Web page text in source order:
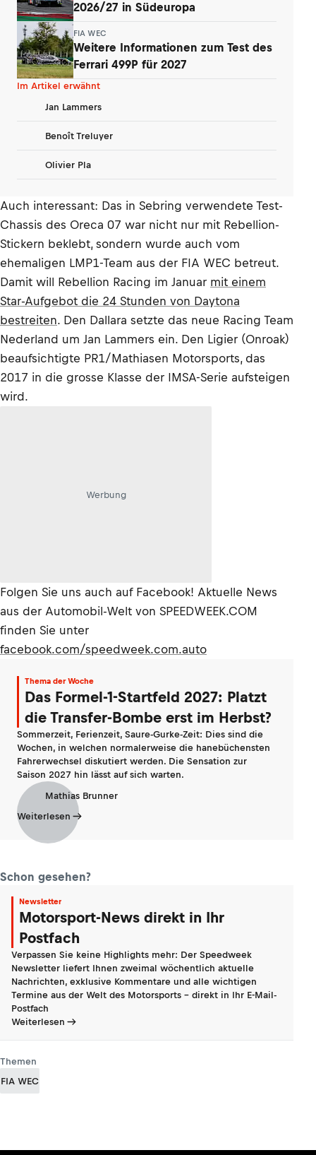
2026/27 in Südeuropa
FIA WEC
Weitere Informationen zum Test des
Ferrari 499P für 2027
Im Artikel erwähnt
Jan Lammers
Benoît Treluyer
Olivier Pla
Auch interessant: Das in Sebring verwendete Test-
Chassis des Oreca 07 war nicht nur mit Rebellion-
Stickern beklebt, sondern wurde auch vom
ehemaligen LMP1-Team aus der FIA WEC betreut.
Damit will Rebellion Racing im Januar mit einem
Star-Aufgebot die 24 Stunden von Daytona
bestreiten. Den Dallara setzte das neue Racing Team
Nederland um Jan Lammers ein. Den Ligier (Onroak)
beaufsichtigte PR1/Mathiasen Motorsports, das
2017 in die grosse Klasse der IMSA-Serie aufsteigen
wird.
Werbung
Folgen Sie uns auch auf Facebook! Aktuelle News
aus der Automobil-Welt von SPEEDWEEK.COM
finden Sie unter
facebook.com/speedweek.com.auto
Thema der Woche
Das Formel-1-Startfeld 2027: Platzt
die Transfer-Bombe erst im Herbst?
Sommerzeit, Ferienzeit, Saure-Gurke-Zeit: Dies sind die
Wochen, in welchen normalerweise die hanebüchensten
Fahrerwechsel diskutiert werden. Die Sensation zur
Saison 2027 hin lässt auf sich warten.
Mathias Brunner
Weiterlesen
Schon gesehen?
Newsletter
Motorsport-News direkt in Ihr
Postfach
Verpassen Sie keine Highlights mehr: Der Speedweek
Newsletter liefert Ihnen zweimal wöchentlich aktuelle
Nachrichten, exklusive Kommentare und alle wichtigen
Termine aus der Welt des Motorsports - direkt in Ihr E-Mail-
Postfach
Weiterlesen
Themen
FIA WEC